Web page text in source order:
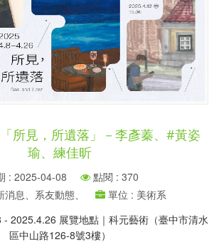
所見，所遺落」－李彥蓁、#黃姿
瑜、練佳昕
: 2025-04-08
點閱 : 370
息、系友動態、
單位 : 美術系
- 2025.4.26 展覽地點｜科元藝術（臺中市清水
區中山路126-8號3樓）